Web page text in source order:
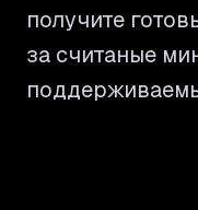
получите
за считаные